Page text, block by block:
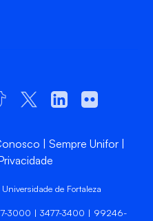
Sempre Unifor
de Fortaleza
3000 | 3477-3400 | 99246-